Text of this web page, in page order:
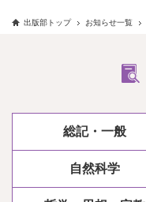
出版部トップ お知らせ一覧
総記・一般
自然科学